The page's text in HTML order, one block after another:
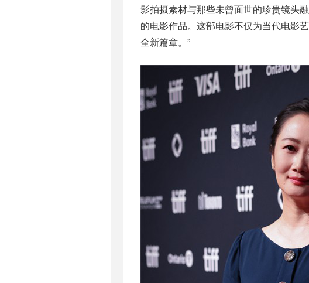
影拍摄素材与那些未曾面世的珍贵镜头
的电影作品。这部电影不仅为当代电影
全新篇章。”